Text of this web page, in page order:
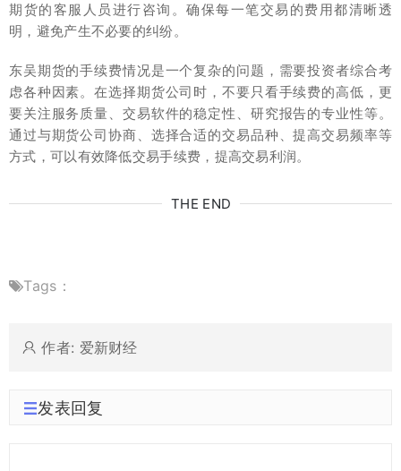
期货的客服人员进行咨询。确保每一笔交易的费用都清晰透
明，避免产生不必要的纠纷。
东吴期货的手续费情况是一个复杂的问题，需要投资者综合考
虑各种因素。在选择期货公司时，不要只看手续费的高低，更
要关注服务质量、交易软件的稳定性、研究报告的专业性等。
通过与期货公司协商、选择合适的交易品种、提高交易频率等
方式，可以有效降低交易手续费，提高交易利润。
THE END
Tags：
作者: 爱新财经
发表回复